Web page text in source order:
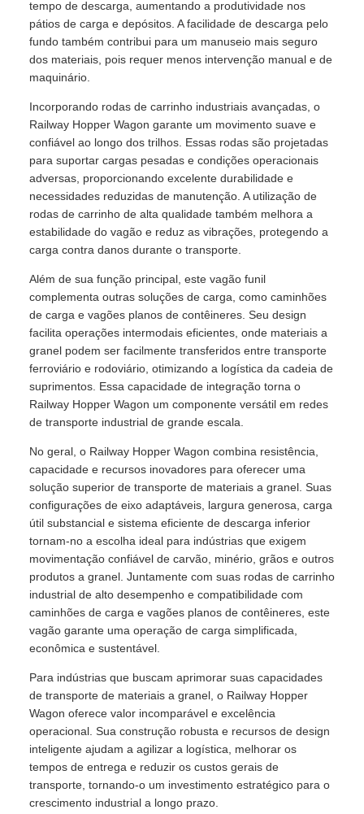
tempo de descarga, aumentando a produtividade nos
pátios de carga e depósitos. A facilidade de descarga pelo
fundo também contribui para um manuseio mais seguro
dos materiais, pois requer menos intervenção manual e de
maquinário.
Incorporando rodas de carrinho industriais avançadas, o
Railway Hopper Wagon garante um movimento suave e
confiável ao longo dos trilhos. Essas rodas são projetadas
para suportar cargas pesadas e condições operacionais
adversas, proporcionando excelente durabilidade e
necessidades reduzidas de manutenção. A utilização de
rodas de carrinho de alta qualidade também melhora a
estabilidade do vagão e reduz as vibrações, protegendo a
carga contra danos durante o transporte.
Além de sua função principal, este vagão funil
complementa outras soluções de carga, como caminhões
de carga e vagões planos de contêineres. Seu design
facilita operações intermodais eficientes, onde materiais a
granel podem ser facilmente transferidos entre transporte
ferroviário e rodoviário, otimizando a logística da cadeia de
suprimentos. Essa capacidade de integração torna o
Railway Hopper Wagon um componente versátil em redes
de transporte industrial de grande escala.
No geral, o Railway Hopper Wagon combina resistência,
capacidade e recursos inovadores para oferecer uma
solução superior de transporte de materiais a granel. Suas
configurações de eixo adaptáveis, largura generosa, carga
útil substancial e sistema eficiente de descarga inferior
tornam-no a escolha ideal para indústrias que exigem
movimentação confiável de carvão, minério, grãos e outros
produtos a granel. Juntamente com suas rodas de carrinho
industrial de alto desempenho e compatibilidade com
caminhões de carga e vagões planos de contêineres, este
vagão garante uma operação de carga simplificada,
econômica e sustentável.
Para indústrias que buscam aprimorar suas capacidades
de transporte de materiais a granel, o Railway Hopper
Wagon oferece valor incomparável e excelência
operacional. Sua construção robusta e recursos de design
inteligente ajudam a agilizar a logística, melhorar os
tempos de entrega e reduzir os custos gerais de
transporte, tornando-o um investimento estratégico para o
crescimento industrial a longo prazo.